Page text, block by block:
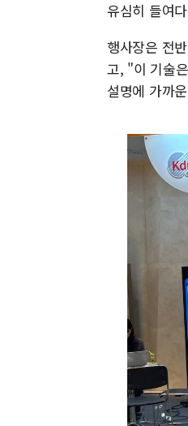
유심히 들여
행사장은 전
고, "이 기술
설명에 가까